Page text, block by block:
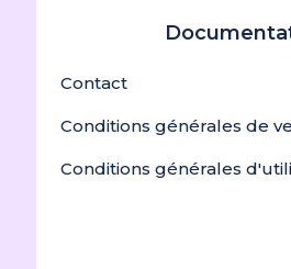
Contact
Conditions générales de
Conditions générales